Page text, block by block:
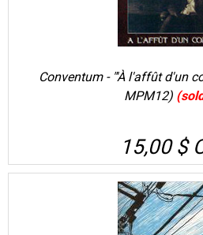
Conventum - "'À l'affût d'un
MPM12)
15,00 $